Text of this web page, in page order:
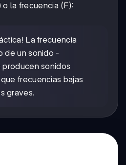
la frecuencia (F):
La frecuencia
de un sonido -
sonidos
frecuencias bajas
graves.